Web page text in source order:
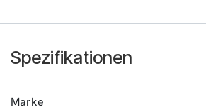
Spezifikationen
Marke